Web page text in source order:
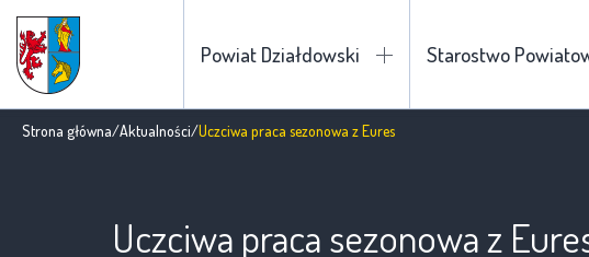
Powiat Działdowski Starostwo
Strona główna/Aktualności/Uczciwa praca sezonowa z Eures
Uczciwa praca sezonowa z